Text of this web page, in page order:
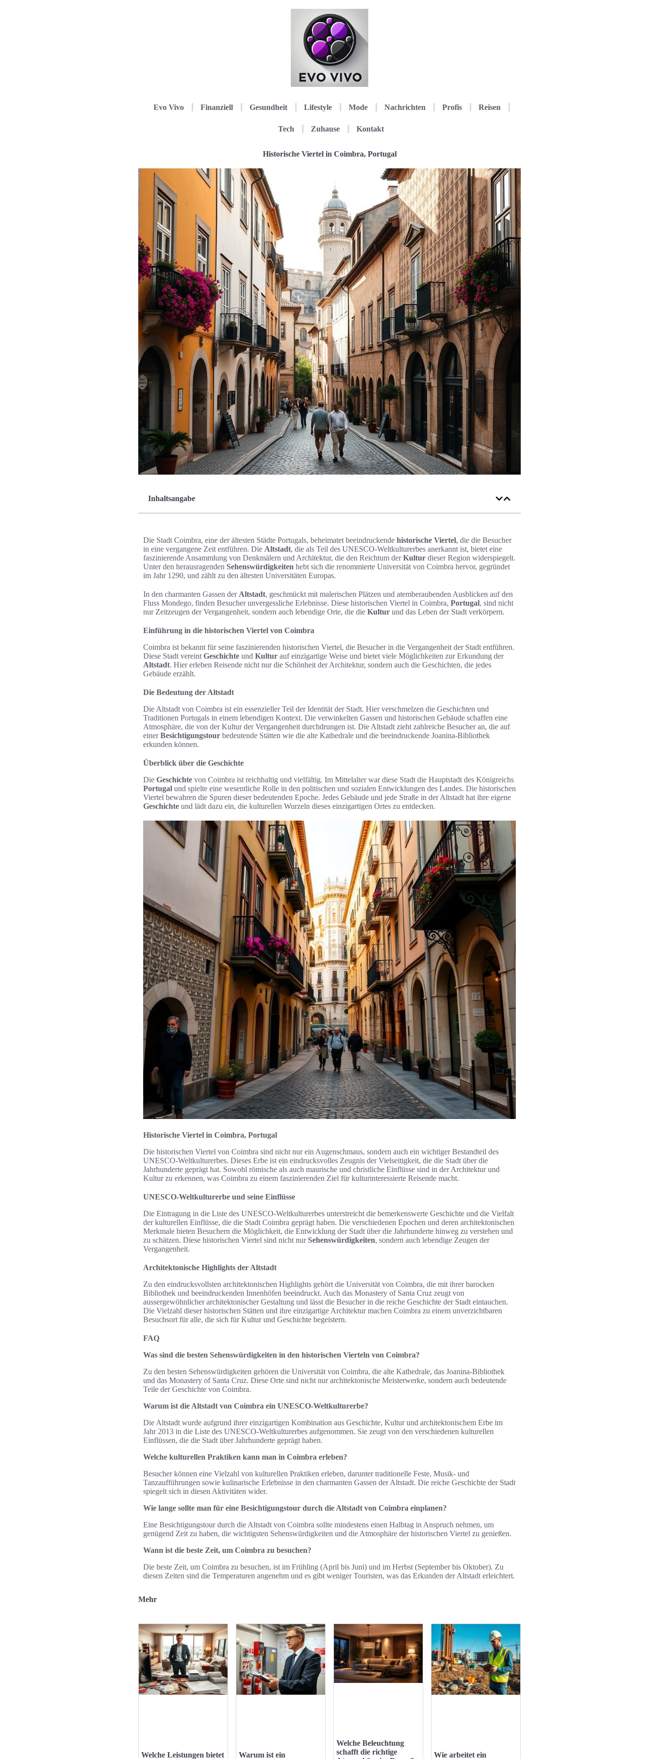
Evo Vivo Finanziell Gesundheit Lifestyle Mode Nachrichten Profis Reisen
Tech Zuhause Kontakt
Historische Viertel in Coimbra, Portugal
Inhaltsangabe
Die Stadt Coimbra, eine der ältesten Städte Portugals, beheimatet beeindruckende historische Viertel, die die Besucher
in eine vergangene Zeit entführen. Die Altstadt, die als Teil des UNESCO-Weltkulturerbes anerkannt ist, bietet eine
faszinierende Ansammlung von Denkmälern und Architektur, die den Reichtum derKultur dieser Region widerspiegelt.
Unter den herausragenden Sehenswürdigkeiten hebt sich die renommierte Universität von Coimbra hervor, gegründet
im Jahr 1290, und zählt zu den ältesten Universitäten Europas.
In den charmanten Gassen der Altstadt, geschmückt mit malerischen Plätzen und atemberaubenden Ausblicken auf den
Fluss Mondego, finden Besucher unvergessliche Erlebnisse. Diese historischen Viertel in Coimbra, Portugal, sind nicht
nur Zeitzeugen der Vergangenheit, sondern auch lebendige Orte, die die Kultur und das Leben der Stadt verkörpern.
Einführung in die historischen Viertel von Coimbra
Coimbra ist bekannt für seine faszinierenden historischen Viertel, die Besucher in die Vergangenheit der Stadt entführen.
Diese Stadt vereint Geschichte und Kultur auf einzigartige Weise und bietet viele Möglichkeiten zur Erkundung der
Altstadt. Hier erleben Reisende nicht nur die Schönheit der Architektur, sondern auch die Geschichten, die jedes
Gebäude erzählt.
Die Bedeutung der Altstadt
Die Altstadt von Coimbra ist ein essenzieller Teil der Identität der Stadt. Hier verschmelzen die Geschichten und
Traditionen Portugals in einem lebendigen Kontext. Die verwinkelten Gassen und historischen Gebäude schaffen eine
Atmosphäre, die von der Kultur der Vergangenheit durchdrungen ist. Die Altstadt zieht zahlreiche Besucher an, die auf
einerBesichtigungstour bedeutende Stätten wie die alte Kathedrale und die beeindruckende Joanina-Bibliothek
erkunden können.
Überblick über die Geschichte
Die Geschichte von Coimbra ist reichhaltig und vielfältig. Im Mittelalter war diese Stadt die Hauptstadt des Königreichs
Portugal und spielte eine wesentliche Rolle in den politischen und sozialen Entwicklungen des Landes. Die historischen
Viertel bewahren die Spuren dieser bedeutenden Epoche. Jedes Gebäude und jede Straße in der Altstadt hat ihre eigene
Geschichte und lädt dazu ein, die kulturellen Wurzeln dieses einzigartigen Ortes zu entdecken.
Historische Viertel in Coimbra, Portugal
Die historischen Viertel von Coimbra sind nicht nur ein Augenschmaus, sondern auch ein wichtiger Bestandteil des
UNESCO-Weltkulturerbes. Dieses Erbe ist ein eindrucksvolles Zeugnis der Vielseitigkeit, die die Stadt über die
Jahrhunderte geprägt hat. Sowohl römische als auch maurische und christliche Einflüsse sind in der Architektur und
Kultur zu erkennen, was Coimbra zu einem faszinierenden Ziel für kulturinteressierte Reisende macht.
UNESCO-Weltkulturerbe und seine Einflüsse
Die Eintragung in die Liste des UNESCO-Weltkulturerbes unterstreicht die bemerkenswerte Geschichte und die Vielfalt
der kulturellen Einflüsse, die die Stadt Coimbra geprägt haben. Die verschiedenen Epochen und deren architektonischen
Merkmale bieten Besuchern die Möglichkeit, die Entwicklung der Stadt über die Jahrhunderte hinweg zu verstehen und
zu schätzen. Diese historischen Viertel sind nicht nurSehenswürdigkeiten, sondern auch lebendige Zeugen der
Vergangenheit.
Architektonische Highlights der Altstadt
Zu den eindrucksvollsten architektonischen Highlights gehört die Universität von Coimbra, die mit ihrer barocken
Bibliothek und beeindruckenden Innenhöfen beeindruckt. Auch das Monastery of Santa Cruz zeugt von
aussergewöhnlicher architektonischer Gestaltung und lässt die Besucher in die reiche Geschichte der Stadt eintauchen.
Die Vielzahl dieser historischen Stätten und ihre einzigartige Architektur machen Coimbra zu einem unverzichtbaren
Besuchsort für alle, die sich für Kultur und Geschichte begeistern.
FAQ
Was sind die besten Sehenswürdigkeiten in den historischen Vierteln von Coimbra?
Zu den besten Sehenswürdigkeiten gehören die Universität von Coimbra, die alte Kathedrale, das Joanina-Bibliothek
und das Monastery of Santa Cruz. Diese Orte sind nicht nur architektonische Meisterwerke, sondern auch bedeutende
Teile der Geschichte von Coimbra.
Warum ist die Altstadt von Coimbra ein UNESCO-Weltkulturerbe?
Die Altstadt wurde aufgrund ihrer einzigartigen Kombination aus Geschichte, Kultur und architektonischem Erbe im
Jahr 2013 in die Liste des UNESCO-Weltkulturerbes aufgenommen. Sie zeugt von den verschiedenen kulturellen
Einflüssen, die die Stadt über Jahrhunderte geprägt haben.
Welche kulturellen Praktiken kann man in Coimbra erleben?
Besucher können eine Vielzahl von kulturellen Praktiken erleben, darunter traditionelle Feste, Musik- und
Tanzaufführungen sowie kulinarische Erlebnisse in den charmanten Gassen der Altstadt. Die reiche Geschichte der Stadt
spiegelt sich in diesen Aktivitäten wider.
Wie lange sollte man für eine Besichtigungstour durch die Altstadt von Coimbra einplanen?
Eine Besichtigungstour durch die Altstadt von Coimbra sollte mindestens einen Halbtag in Anspruch nehmen, um
genügend Zeit zu haben, die wichtigsten Sehenswürdigkeiten und die Atmosphäre der historischen Viertel zu genießen.
Wann ist die beste Zeit, um Coimbra zu besuchen?
Die beste Zeit, um Coimbra zu besuchen, ist im Frühling (April bis Juni) und im Herbst (September bis Oktober). Zu
diesen Zeiten sind die Temperaturen angenehm und es gibt weniger Touristen, was das Erkunden der Altstadt erleichtert.
Mehr
Welche Leistungen bietet Warum ist ein
Welche Beleuchtung
schafft die richtige
Wie arbeitet ein